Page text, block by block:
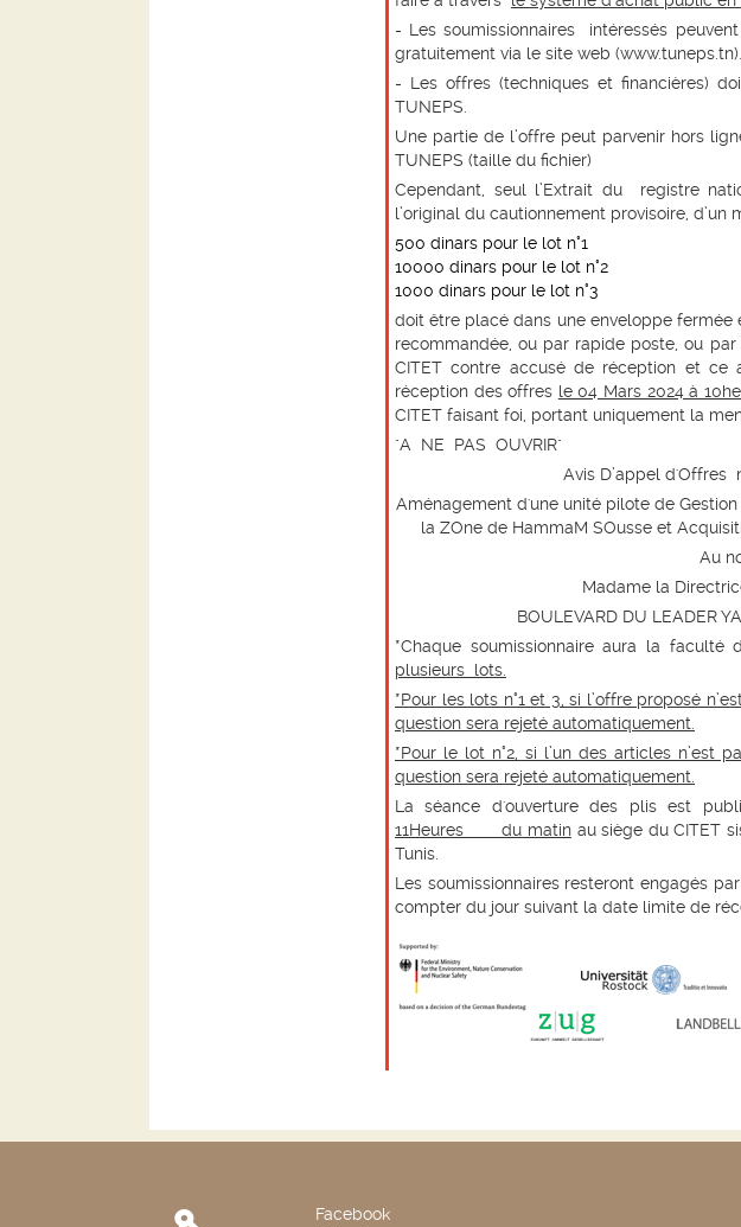
- Les soumissionnaires intéressés
gratuitement via le site web (www.tuneps.tn).
- Les offres (techniques et financières)
TUNEPS.
Une partie de l’offre peut parvenir hors
TUNEPS (taille du fichier)
Cependant, seul l’Extrait du registre
l’original du cautionnement provisoire d’un
500 dinars pour le lot n°1
10000 dinars pour le lot n°2
1000 dinars pour le lot n°3
doit être placé dans une enveloppe
recommandée, ou par rapide poste, ou
CITET contre accusé de réception et
réception des offres le 04 Mars 2024 à
CITET faisant foi, portant uniquement la
"A NE PAS OUVRIR"
Avis D’appel d'Offres
Aménagement d'une unité pilote de
la ZOne de HammaM SOusse et
Au
Madame la
BOULEVARD DU LEADER
*Chaque soumissionnaire aura la faculté
plusieurs lots.
*Pour les lots n°1 et 3, si l’offre proposé
question sera rejeté automatiquement.
*Pour le lot n°2, si l’un des articles n’est
question sera rejeté automatiquement.
La séance d'ouverture des plis est
11Heures du matinau siège du CITET
Tunis.
Les soumissionnaires resteront engagés
compter du jour suivant la date limite de
Facebook